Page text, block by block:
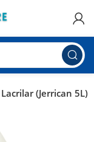
(Jerrican 5L)